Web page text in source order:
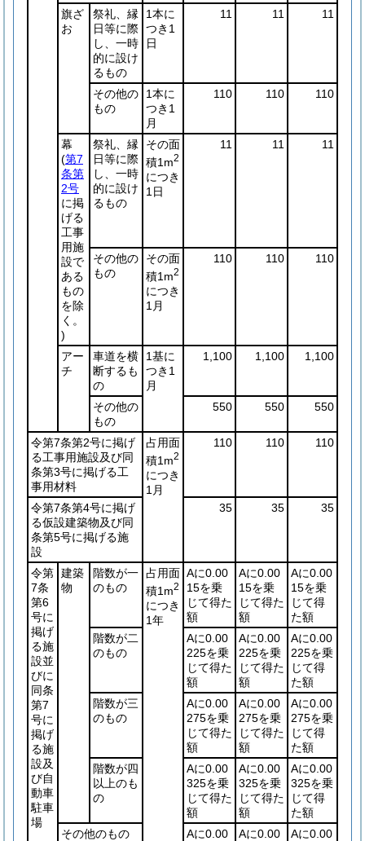
旗ざ
お
祭礼、縁
日等に際
し、一時
的に設け
るもの
1本に
つき1
日
11 11 11
その他の
もの
1本に
つき1
月
110 110 110
幕
(第7
条第
2号
に掲
げる
工事
用施
設で
ある
もの
を除
く。
)
祭礼、縁
日等に際
し、一時
的に設け
るもの
その面
積1m2
につき
1日
11 11 11
その他の
もの
その面
積1m2
につき
1月
110 110 110
アー
チ
車道を横
断するも
の
1基に
つき1
月
1,100 1,100 1,100
その他の
もの
550 550 550
令第7条第2号に掲げ
る工事用施設及び同
条第3号に掲げる工
事用材料
占用面
積1m2
につき
1月
110 110 110
令第7条第4号に掲げ
る仮設建築物及び同
条第5号に掲げる施
設
35 35 35
令第
7条
第6
号に
掲げ
る施
設並
びに
同条
第7
号に
掲げ
る施
設及
び自
動車
駐車
場
建築
物
階数が一
のもの
占用面
積1m2
につき
1年
Aに0.00
15を乗
じて得た
額
Aに0.00
15を乗
じて得た
額
Aに0.00
15を乗
じて得
た額
階数が二
のもの
Aに0.00
225を乗
じて得た
額
Aに0.00
225を乗
じて得た
額
Aに0.00
225を乗
じて得
た額
階数が三
のもの
Aに0.00
275を乗
じて得た
額
Aに0.00
275を乗
じて得た
額
Aに0.00
275を乗
じて得
た額
階数が四
以上のも
の
Aに0.00
325を乗
じて得た
額
Aに0.00
325を乗
じて得た
額
Aに0.00
325を乗
じて得
た額
その他のもの
Aに0.00
Aに0.00
Aに0.00